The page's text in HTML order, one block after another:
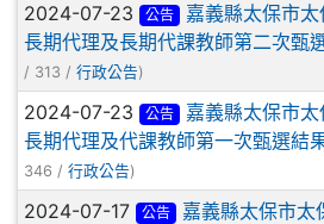
2024-07-23 公告
嘉義縣太保市
長期代理及長期代課教師第二次甄
/ 313 / 行政公告)
2024-07-23 公告
嘉義縣太保市
長期代理及代課教師第一次甄選結
346 / 行政公告)
2024-07-17 公告
嘉義縣太保市太